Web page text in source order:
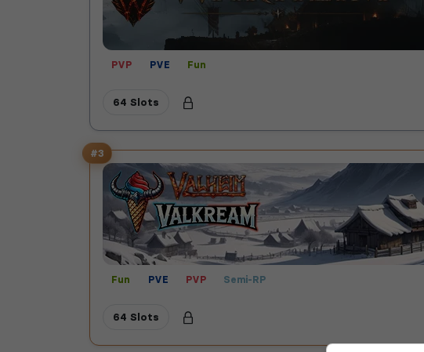
PVP PVE Fun
64 Slots
#3
Fun PVE PVP Semi-RP
64 Slots